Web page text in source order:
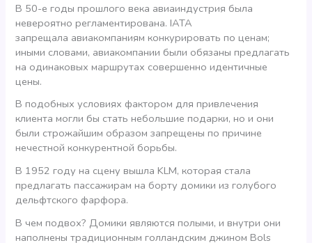
В 50-е годы прошлого века авиаиндустрия была
невероятно регламентирована. IATA
запрещала авиакомпаниям конкурировать по ценам;
иными словами, авиакомпании были обязаны предлагать
на одинаковых маршрутах совершенно идентичные
цены.
В подобных условиях фактором для привлечения
клиента могли бы стать небольшие подарки, но и они
были строжайшим образом запрещены по причине
нечестной конкурентной борьбы.
В 1952 году на сцену вышла KLM, которая стала
предлагать пассажирам на борту домики из голубого
дельфтского фарфора.
В чем подвох? Домики являются полыми, и внутри они
наполнены традиционным голландским джином Bols